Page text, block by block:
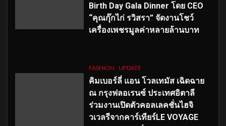
Birth Day Gala Dinner โดย CEO
“คุณกุ๊กไก่ รวิสรา” จัดงานโชว์
เครื่องเพชรมูลค่าหลายล้านบาท
FASHION UPDATE
คิมเบอร์ลี่ แอน โวลเทมัส เฉิดฉาย
ณ กรุงฟลอเรนซ์ ประเทศอิตาลี
ร่วมงานเปิดตัวคอลเลคชั่นไฮจิ
วเวลรีจากคาร์เทียร์LE VOYAGE